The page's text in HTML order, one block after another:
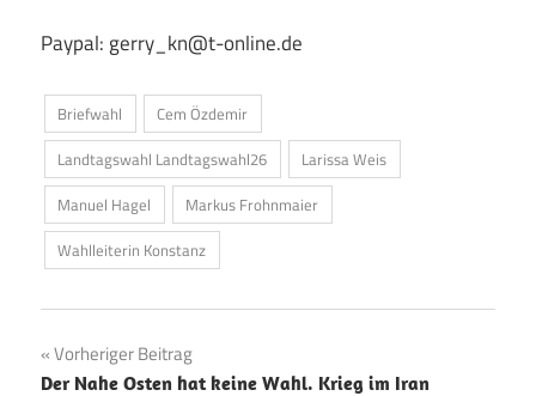
Paypal: gerry_kn@t-online.de
Briefwahl
Cem Özdemir
Landtagswahl Landtagswahl26
Larissa Weis
Manuel Hagel
Markus Frohnmaier
Wahlleiterin Konstanz
Beitragsnavigation
Vorheriger Beitrag
Der Nahe Osten hat keine Wahl. Krieg im Iran